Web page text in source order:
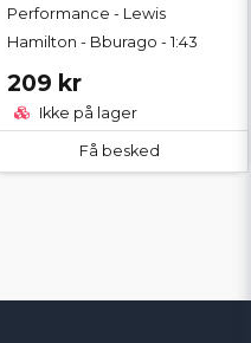
Performance - Lewis
Hamilton - Bburago - 1:43
209 kr
Ikke på lager
Få besked